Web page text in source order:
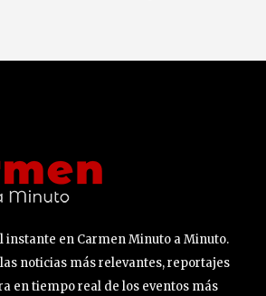
instante en Carmen Minuto a Minuto.
noticias más relevantes, reportajes
en tiempo real de los eventos más